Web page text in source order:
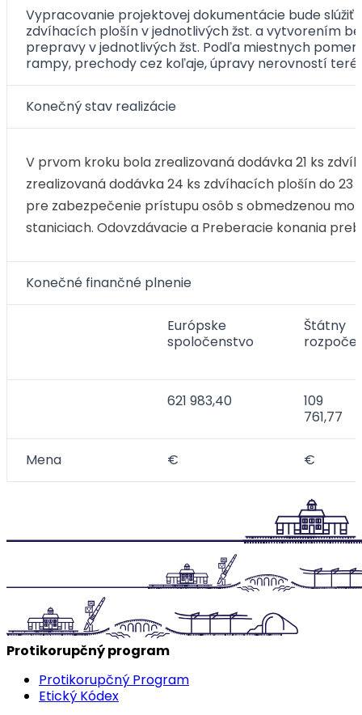
Vypracovanie projektovej dokumentácie bude
zdvíhacích plošín v jednotlivých žst. a vytvorením
prepravy v jednotlivých žst. Podľa miestnych
rampy, prechody cez koľaje, úpravy nerovností
Konečný stav realizácie
V prvom kroku bola zrealizovaná dodávka 21 ks
zrealizovaná dodávka 24 ks zdvíhacích plošín do
pre zabezpečenie prístupu osôb s obmedzenou
staniciach. Odovzdávacie a Preberacie konania
Konečné finančné plnenie
Európske
spoločenstvo
Štátny
rozpočet
621 983,40
109
761,77
Mena € €
Protikorupčný program
Protikorupčný Program
Etický Kódex